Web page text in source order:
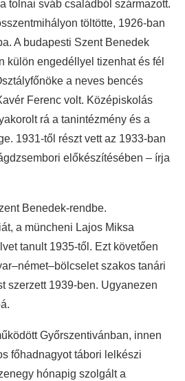
tolnai sváb családból származott.
töltötte, 1926-ban
A budapesti Szent Benedek
külön engedéllyel tizenhat és fél
a neves bencés
Ferenc volt. Középiskolás
rá a tanintézmény és a
1931-től részt vett az 1933-ban
előkészítésében – írja
Benedek-rendbe.
a müncheni Lajos Miksa
tanult 1935-től. Ezt követően
szakos tanári
szerzett 1939-ben. Ugyanezen
Győrszentivánban, innen
főhadnagyot tábori lelkészi
hónapig szolgált a